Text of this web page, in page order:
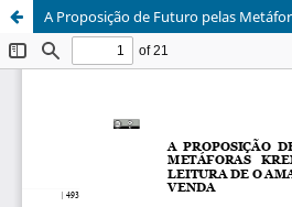
A Proposição de Futuro pelas